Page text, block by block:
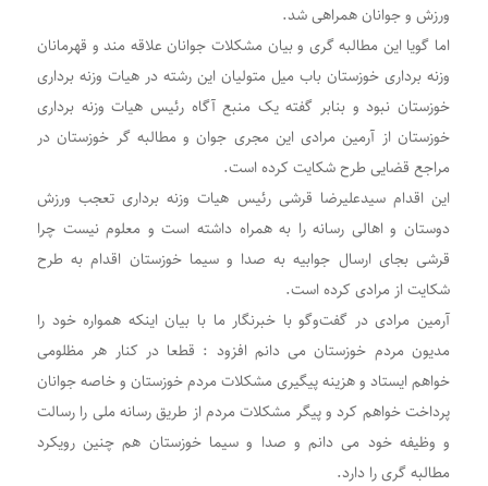
ورزش و جوانان همراهی شد.
اما گویا این مطالبه گری و بیان مشکلات جوانان علاقه مند و قهرمانان
وزنه برداری خوزستان باب میل متولیان این رشته در هیات وزنه برداری
خوزستان نبود و بنابر گفته یک منبع آگاه رئیس هیات وزنه برداری
خوزستان از آرمین مرادی این مجری جوان و مطالبه گر خوزستان در
مراجع قضایی طرح شکایت کرده است.
این اقدام سیدعلیرضا قرشی رئیس هیات وزنه برداری تعجب ورزش
دوستان و اهالی رسانه را به همراه داشته است و معلوم نیست چرا
قرشی بجای ارسال جوابیه به صدا و سیما خوزستان اقدام به طرح
شکایت از مرادی کرده است.
آرمین مرادی در گفت‌وگو با خبرنگار ما با بیان اینکه همواره خود را
مدیون مردم خوزستان می دانم افزود : قطعا در کنار هر مظلومی
خواهم ایستاد و هزینه پیگیری مشکلات مردم خوزستان و خاصه جوانان
پرداخت خواهم کرد و پیگر مشکلات مردم از طریق رسانه ملی را رسالت
و وظیفه خود می دانم و صدا و سیما خوزستان هم چنین رویکرد
مطالبه گری را دارد.